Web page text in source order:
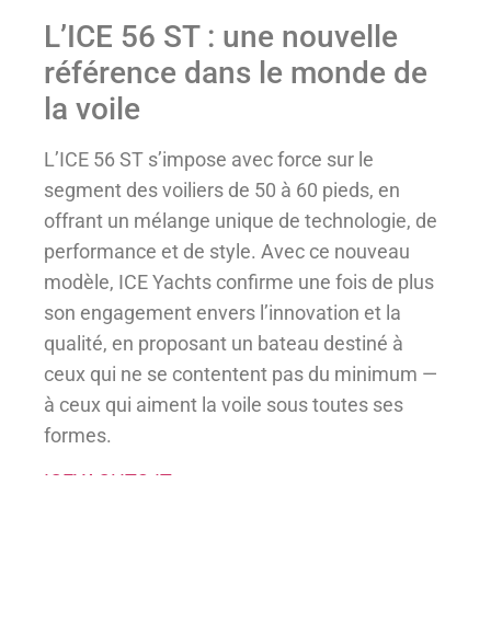
L’ICE 56 ST : une nouvelle
référence dans le monde de
la voile
L’ICE 56 ST s’impose avec force sur le
segment des voiliers de 50 à 60 pieds, en
offrant un mélange unique de technologie, de
performance et de style. Avec ce nouveau
modèle, ICE Yachts confirme une fois de plus
son engagement envers l’innovation et la
qualité, en proposant un bateau destiné à
ceux qui ne se contentent pas du minimum —
à ceux qui aiment la voile sous toutes ses
formes.
ICEYACHTS.IT